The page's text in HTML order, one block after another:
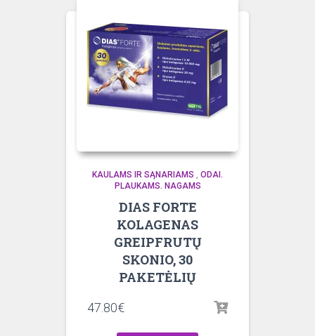
KAULAMS IR SĄNARIAMS , ODAI.
PLAUKAMS. NAGAMS
DIAS FORTE
KOLAGENAS
GREIPFRUTŲ
SKONIO, 30
PAKETĖLIŲ
47.80€